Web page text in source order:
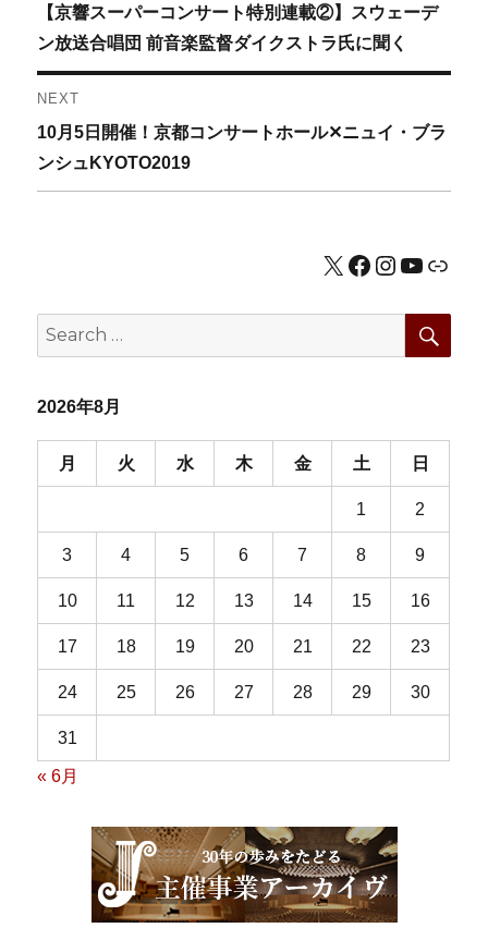
稿
ナ
ビ
ゲ
ン
Previous
post:
【京響スーパーコンサート特別連載②】スウェーデ
ン放送合唱団 前音楽監督ダイクストラ氏に聞く
NEXT
Next
post:
10月5日開催！京都コンサートホール✕ニュイ・ブラ
ンシュKYOTO2019
X Facebook
Instagram
公式HP
Search
for:
2026年8月
月 火 水 木 金 土 日
1 2
3 4 5 6 7 8 9
10 11 12 13 14 15 16
17 18 19 20 21 22 23
24 25 26 27 28 29 30
31
« 6月